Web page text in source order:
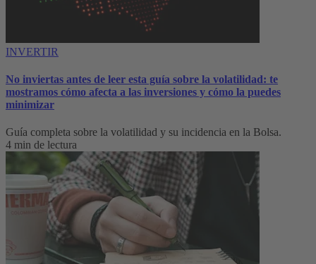
INVERTIR
No inviertas antes de leer esta guía sobre la volatilidad: te
mostramos cómo afecta a las inversiones y cómo la puedes
minimizar
Guía completa sobre la volatilidad y su incidencia en la Bolsa.
4 min de lectura